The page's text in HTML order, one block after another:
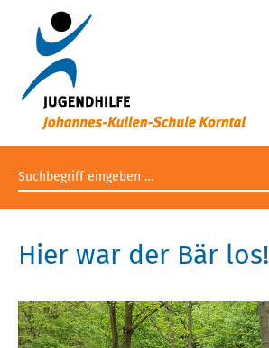
Suchbegriff eingeben
Hier war der Bär los!